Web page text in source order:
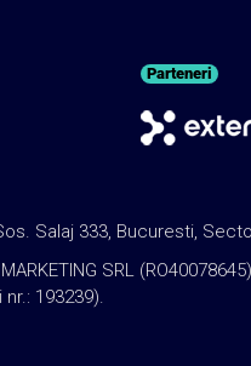
Parteneri
Salaj 333, Bucuresti,
SRL
193239).